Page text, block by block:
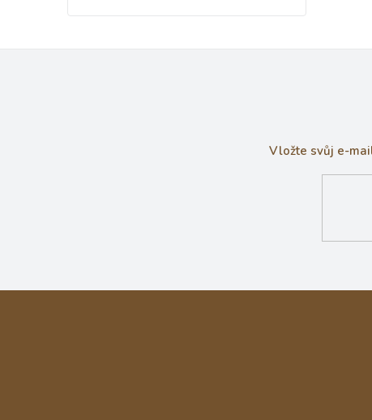
Vložte svůj e-